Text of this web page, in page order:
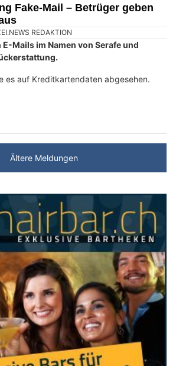
Fake-Mail – Betrüger geben
REDAKTION
Mails im Namen von Serafe und
es auf Kreditkartendaten abgesehen.
Ältere Meldungen